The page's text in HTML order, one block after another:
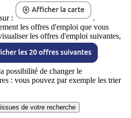
:
.
les offres d'emploi que vous
les offres d'emploi suivantes,
possibilité de changer le
: vous pouvez par exemple les trier
de votre recherche